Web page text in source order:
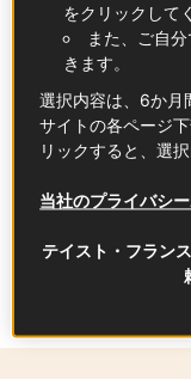
タグ
をクリックして
また、ご自
きます。
選択内容は、6か月
サイトの各ページ
リックすると、選
当社のプライバシ
テイスト・フラン